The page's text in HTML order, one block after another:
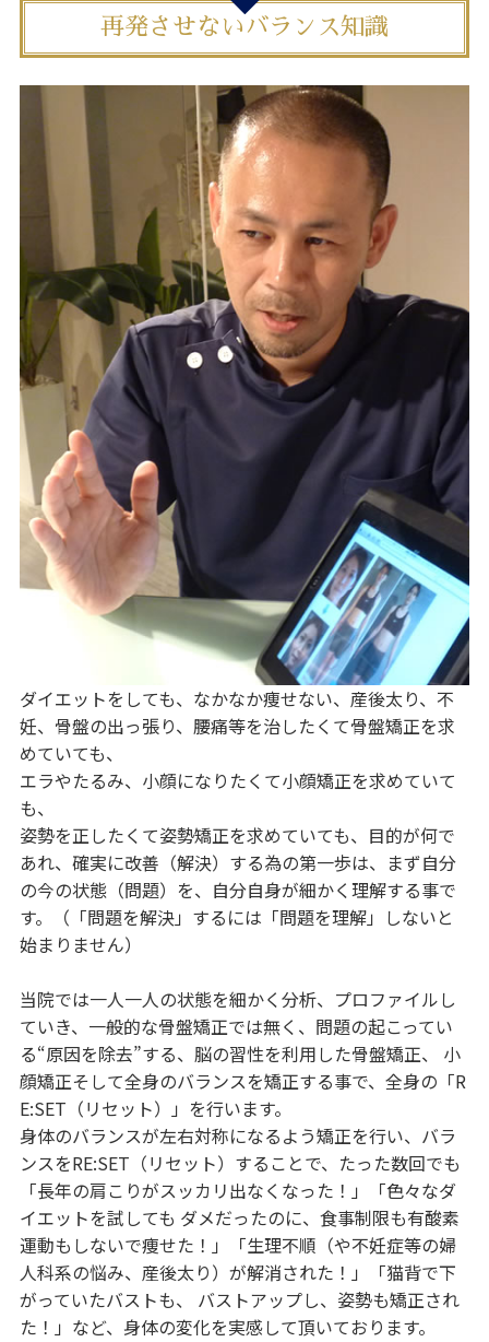
再発させないバランス知識
ダイエットをしても、なかなか痩せない、産後太り、不
妊、骨盤の出っ張り、腰痛等を治したくて骨盤矯正を求
めていても、
エラやたるみ、小顔になりたくて小顔矯正を求めていて
も、
姿勢を正したくて姿勢矯正を求めていても、目的が何で
あれ、確実に改善（解決）する為の第一歩は、まず自分
の今の状態（問題）を、自分自身が細かく理解する事で
す。（「問題を解決」するには「問題を理解」しないと
始まりません）
当院では一人一人の状態を細かく分析、プロファイルし
ていき、一般的な骨盤矯正では無く、問題の起こってい
る“原因を除去”する、脳の習性を利用した骨盤矯正、 小
顔矯正そして全身のバランスを矯正する事で、全身の「R
E:SET（リセット）」を行います。
身体のバランスが左右対称になるよう矯正を行い、バラ
ンスをRE:SET（リセット）することで、たった数回でも
「長年の肩こりがスッカリ出なくなった！」「色々なダ
イエットを試しても ダメだったのに、食事制限も有酸素
運動もしないで痩せた！」「生理不順（や不妊症等の婦
人科系の悩み、産後太り）が解消された！」「猫背で下
がっていたバストも、 バストアップし、姿勢も矯正され
た！」など、身体の変化を実感して頂いております。